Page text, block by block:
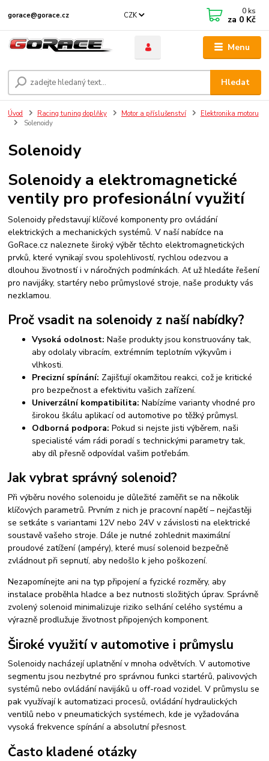
Menu
CZK
Hledat
gorace@gorace.cz 0 ks
za 0 Kč
Úvod Racing tuning doplňky Motor a příslušenství
Elektronika motoru
Solenoidy
Solenoidy
Solenoidy a elektromagnetické
ventily pro profesionální využití
Solenoidy představují klíčové komponenty pro ovládání
elektrických a mechanických systémů. V naší nabídce na
GoRace.cz naleznete široký výběr těchto elektromagnetických
prvků, které vynikají svou spolehlivostí, rychlou odezvou a
dlouhou životností i v náročných podmínkách. Ať už hledáte řešení
pro navijáky, startéry nebo průmyslové stroje, naše produkty vás
nezklamou.
Proč vsadit na solenoidy z naší nabídky?
Vysoká odolnost: Naše produkty jsou konstruovány tak,
aby odolaly vibracím, extrémním teplotním výkyvům i
vlhkosti.
Precizní spínání: Zajišťují okamžitou reakci, což je kritické
pro bezpečnost a efektivitu vašich zařízení.
Univerzální kompatibilita: Nabízíme varianty vhodné pro
širokou škálu aplikací od automotive po těžký průmysl.
Odborná podpora: Pokud si nejste jisti výběrem, naši
specialisté vám rádi poradí s technickými parametry tak,
aby díl přesně odpovídal vašim potřebám.
Jak vybrat správný solenoid?
Při výběru nového solenoidu je důležité zaměřit se na několik
klíčových parametrů. Prvním z nich je pracovní napětí – nejčastěji
se setkáte s variantami 12V nebo 24V v závislosti na elektrické
soustavě vašeho stroje. Dále je nutné zohlednit maximální
proudové zatížení (ampéry), které musí solenoid bezpečně
zvládnout při sepnutí, aby nedošlo k jeho poškození.
Nezapomínejte ani na typ připojení a fyzické rozměry, aby
instalace proběhla hladce a bez nutnosti složitých úprav. Správně
zvolený solenoid minimalizuje riziko selhání celého systému a
výrazně prodlužuje životnost připojených komponent.
Široké využití v automotive i průmyslu
Solenoidy nacházejí uplatnění v mnoha odvětvích. V automotive
segmentu jsou nezbytné pro správnou funkci startérů, palivových
systémů nebo ovládání navijáků u off-road vozidel. V průmyslu se
pak využívají k automatizaci procesů, ovládání hydraulických
ventilů nebo v pneumatických systémech, kde je vyžadována
vysoká frekvence spínání a absolutní přesnost.
Často kladené otázky